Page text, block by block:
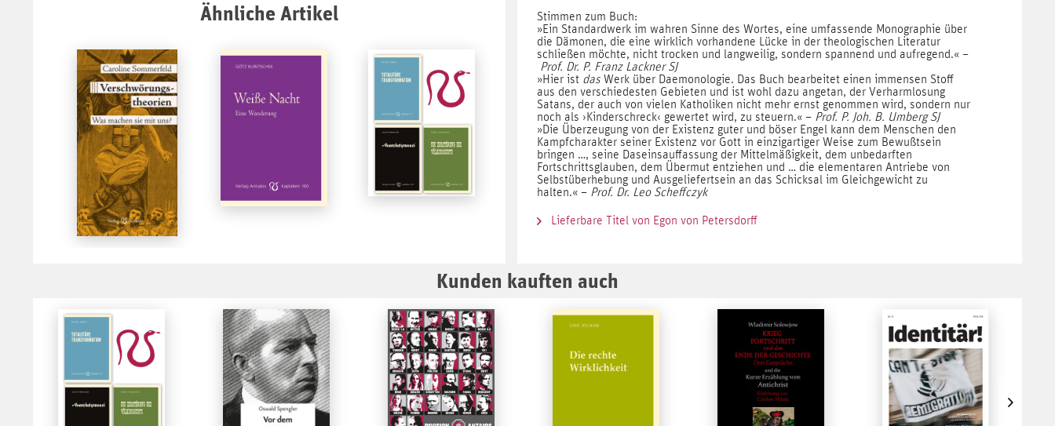
Ähnliche Artikel
Stimmen zum Buch:
»Ein Standardwerk im wahren Sinne des Wortes, eine umfassende Monographie über
die Dämonen, die eine wirklich vorhandene Lücke in der theologischen Literatur
schließen möchte, nicht trocken und langweilig, sondern spannend und aufregend.« –
Prof. Dr. P. Franz Lackner SJ
»Hier ist das Werk über Daemonologie. Das Buch bearbeitet einen immensen Stoff
aus den verschiedesten Gebieten und ist wohl dazu angetan, der Verharmlosung
Satans, der auch von vielen Katholiken nicht mehr ernst genommen wird, sondern nur
noch als ›Kinderschreck‹ gewertet wird, zu steuern.« – Prof. P. Joh. B. Umberg SJ
»Die Überzeugung von der Existenz guter und böser Engel kann dem Menschen den
Kampfcharakter seiner Existenz vor Gott in einzigartiger Weise zum Bewußtsein
bringen …, seine Daseinsauffassung der Mittelmäßigkeit, dem unbedarften
Fortschrittsglauben, dem Übermut entziehen und … die elementaren Antriebe von
Selbstüberhebung und Ausgeliefertsein an das Schicksal im Gleichgewicht zu
halten.« – Prof. Dr. Leo Scheffczyk
Lieferbare Titel von Egon von Petersdorff
Kunden kauften auch